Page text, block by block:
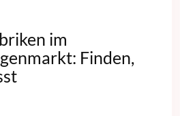
im
Finden,